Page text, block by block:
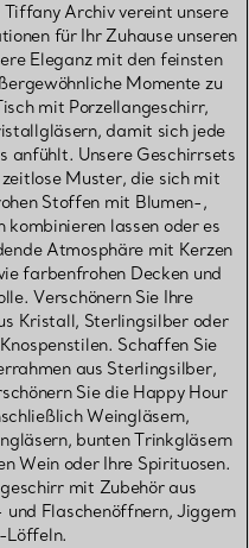
Tiffany Archiv vereint unsere
für Ihr Zuhause unseren
Eleganz mit den feinsten
Momente zu
mit Porzellangeschirr,
damit sich jede
anfühlt. Unsere Geschirrsets
Muster, die sich mit
Stoffen mit Blumen-,
lassen oder es
Atmosphäre mit Kerzen
farbenfrohen Decken und
Verschönern Sie Ihre
Kristall, Sterlingsilber oder
Schaffen Sie
aus Sterlingsilber,
Sie die Happy Hour
Weingläsern,
bunten Trinkgläsern
Wein oder Ihre Spirituosen.
mit Zubehör aus
Flaschenöffnern, Jiggern
Löffeln.